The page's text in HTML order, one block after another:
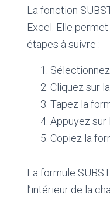
La fonction
Excel. Elle
étapes à suivre :
Cliquez sur
Tapez la
Appuyez sur
Copiez la
La formule
l’intérieur de la